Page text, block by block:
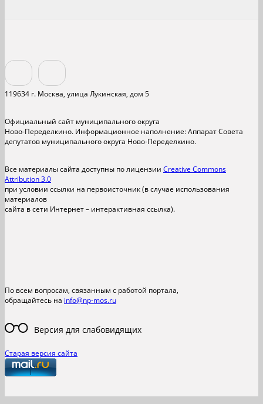
119634 г. Москва, улица Лукинская, дом 5
Официальный сайт муниципального округа
Ново-Переделкино. Информационное наполнение: Аппарат Совета
депутатов муниципального округа Ново-Переделкино.
Все материалы сайта доступны по лицензии Creative Commons
Attribution 3.0
при условии ссылки на первоисточник (в случае использования
материалов
сайта в сети Интернет – интерактивная ссылка).
По всем вопросам, связанным с работой портала,
обращайтесь на info@np-mos.ru
Версия для слабовидящих
Старая версия сайта